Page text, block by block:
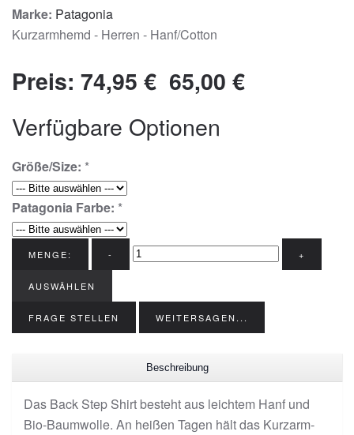
Marke: Patagonia
Kurzarmhemd - Herren - Hanf/Cotton
Preis: 74,95 € 65,00 €
Verfügbare Optionen
Größe/Size: *
Patagonia Farbe: *
MENGE: - +
AUSWÄHLEN
FRAGE STELLEN WEITERSAGEN...
Beschreibung
Das Back Step Shirt besteht aus leichtem Hanf und
Bio-Baumwolle. An heißen Tagen hält das Kurzarm-